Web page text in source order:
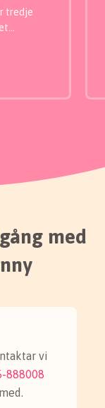
tredje
med
vi
888008